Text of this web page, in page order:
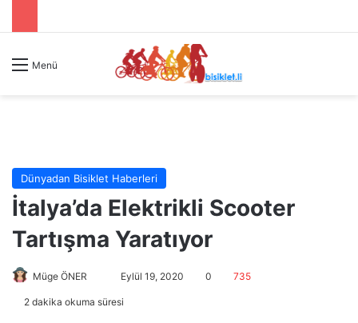
Menü
Dünyadan Bisiklet Haberleri
İtalya’da Elektrikli Scooter
Tartışma Yaratıyor
Müge ÖNER Eylül 19, 2020 0 735
2 dakika okuma süresi